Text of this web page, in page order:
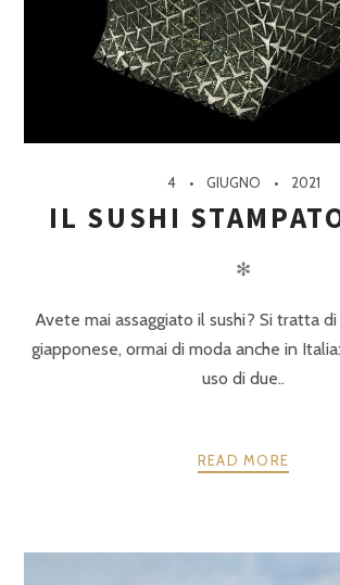
4 GIUGNO 2021
IL SUSHI
✻
Avete mai assaggiato il sushi? Si tratta
giapponese, ormai di moda anche in
uso di due..
READ MORE